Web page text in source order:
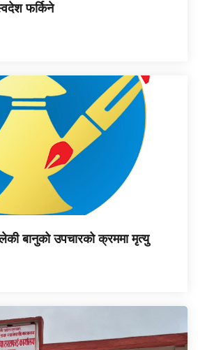
फर्किने
बानुको उपचारको क्रममा मृत्यु